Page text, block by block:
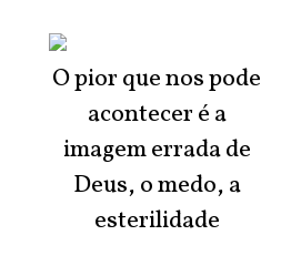
O pior que nos pode
acontecer é a
imagem errada de
Deus, o medo, a
esterilidade